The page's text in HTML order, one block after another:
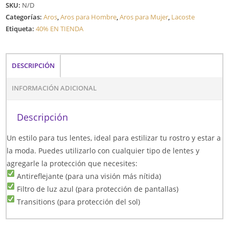
SKU: N/D
Categorías:Aros,Aros para Hombre,Aros para Mujer, Lacoste
Etiqueta:40% EN TIENDA
DESCRIPCIÓN
INFORMACIÓN ADICIONAL
Descripción
Un estilo para tus lentes, ideal para estilizar tu rostro y estar a
la moda. Puedes utilizarlo con cualquier tipo de lentes y
agregarle la protección que necesites:
Antireflejante (para una visión más nítida)
Filtro de luz azul (para protección de pantallas)
Transitions (para protección del sol)